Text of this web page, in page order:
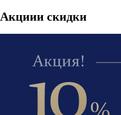
Акциии скидки